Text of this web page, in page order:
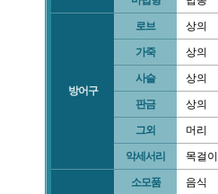
방어구
로브 상의
가죽 상의
사슬 상의
판금 상의
그외 머리
악세서리 목걸이
소모품 음식